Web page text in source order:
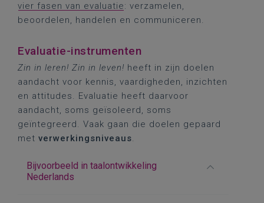
vier fasen van evaluatie: verzamelen,
beoordelen, handelen en communiceren.
Evaluatie-instrumenten
Zin in leren! Zin in leven! heeft in zijn doelen
aandacht voor kennis, vaardigheden, inzichten
en attitudes. Evaluatie heeft daarvoor
aandacht, soms geïsoleerd, soms
geïntegreerd. Vaak gaan die doelen gepaard
met verwerkingsniveaus.
Bijvoorbeeld in taalontwikkeling
Nederlands